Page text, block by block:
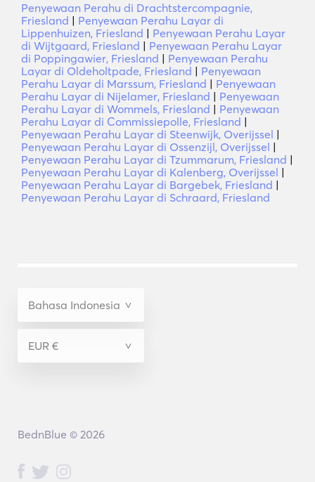
Penyewaan Perahu di Drachtstercompagnie,
Friesland | Penyewaan Perahu Layar di
Lippenhuizen, Friesland | Penyewaan Perahu Layar
di Wijtgaard, Friesland | Penyewaan Perahu Layar
di Poppingawier, Friesland | Penyewaan Perahu
Layar di Oldeholtpade, Friesland | Penyewaan
Perahu Layar di Marssum, Friesland | Penyewaan
Perahu Layar di Nijelamer, Friesland | Penyewaan
Perahu Layar di Wommels, Friesland | Penyewaan
Perahu Layar di Commissiepolle, Friesland |
Penyewaan Perahu Layar di Steenwijk, Overijssel |
Penyewaan Perahu Layar di Ossenzijl, Overijssel |
Penyewaan Perahu Layar di Tzummarum, Friesland |
Penyewaan Perahu Layar di Kalenberg, Overijssel |
Penyewaan Perahu Layar di Bargebek, Friesland |
Penyewaan Perahu Layar di Schraard, Friesland
BednBlue © 2026